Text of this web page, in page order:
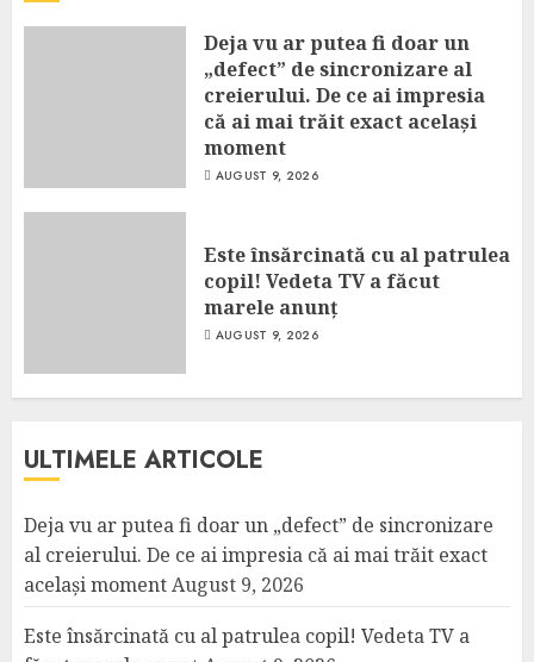
Deja vu ar putea fi doar un
„defect” de sincronizare al
creierului. De ce ai impresia
că ai mai trăit exact același
moment
AUGUST 9, 2026
Este însărcinată cu al patrulea
copil! Vedeta TV a făcut
marele anunț
AUGUST 9, 2026
ULTIMELE ARTICOLE
Deja vu ar putea fi doar un „defect” de sincronizare
al creierului. De ce ai impresia că ai mai trăit exact
același momentAugust 9, 2026
Este însărcinată cu al patrulea copil! Vedeta TV a